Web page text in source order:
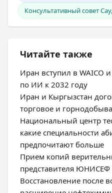
Консультативный совет
Читайте также
Иран вступил в WAICO
по ИИ к 2032 году
Иран и Кыргызстан
торговое и
Национальный центр
какие специальности
предпочитают больше
Прием копий
представителя ЮНИСЕФ
Восстановление после